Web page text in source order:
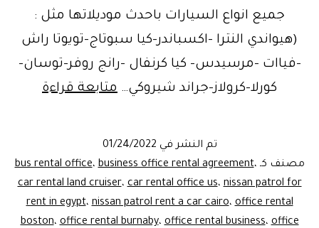
جميع انواع السيارات باحدث موديلاتها مثل :
(هيواندي النترا -اكسباندر-كيا سبوتاج-تويوتا راش
-فياات -مرسيدس- كيا كرنفال -رانج روفر-توسان-
كورلا-كرولاز-جراند شيروكي… متابعة قراءة
تم النشر في 01/24/2022
مصنف كـ
bus rental office،business office rental agreement،
car rental land cruiser،car rental office us،nissan patrol for
rent in egypt،nissan patrol rent a car cairo،office rental
boston،office rental burnaby،office rental business،office